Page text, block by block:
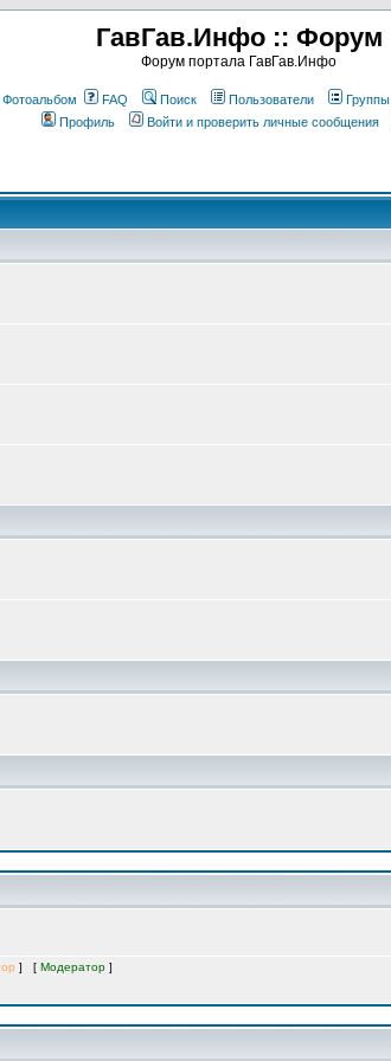
ГавГав.Инфо :: Форум
Форум портала ГавГав.Инфо
Фотоальбом FAQ Поиск Пользователи Группы
Профиль
Войти и проверить личные сообщения
] [ Модератор ]